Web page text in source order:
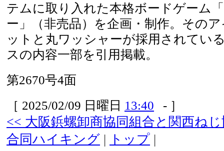
テムに取り入れた本格ボードゲーム
ー」（非売品）を企画・制作。その
ットと丸ワッシャーが採用されてい
スの内容一部を引用掲載。
第2670号4面
［ 2025/02/09 日曜日 13:40 - ］
<< 大阪鋲螺卸商協同組合と関西ね
合同ハイキング | トップ |